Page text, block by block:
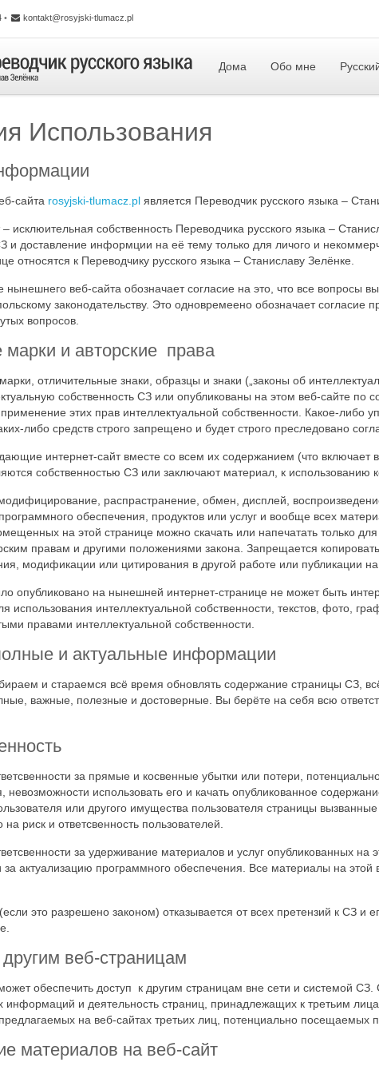
• kontakt@rosyjski-tlumacz.pl
Дома Обо мне
Использования
сайта rosyjski-tlumacz.pl является Переводчик русского языка –
– исклюительная собственность Переводчика русского языка –
и доставление информции на её тему только для личого и
относятся к Переводчику русского языка – Станиславу Зелёнке.
нынешнего веб-сайта обозначает согласие на это, что все
законодательству. Это одновремеено обозначает
вопросов.
марки и авторские права
отличительные знаки, образцы и знаки („законы об
собственность СЗ или опубликованы на этом веб-сайте
этих прав интеллектуальной собственности. Какое-либо
либо средств строго запрещено и будет строго преследовано
интернет-сайт вместе со всем их содержанием (что включает
собственностью СЗ или заключают материал, к использованию
распрастранение, обмен, дисплей,
обеспечения, продуктов или услуг и вообще всех
на этой странице можно скачать или напечатать только
правам и другими положениями закона. Запрещается
модификации или цитирования в другой работе или публикации
опубликовано на нынешней интернет-странице не может быть
использования интеллектуальной собственности, текстов, фото,
правами интеллектуальной собственности.
и актуальные информации
и стараемся всё время обновлять содержание страницы СЗ,
важные, полезные и достоверные. Вы берёте на себя всю
за прямые и косвенные убытки или потери,
невозможности использовать его и качать опубликованное
или другого имущества пользователя страницы
на риск и ответсвенность пользователей.
за удерживание материалов и услуг опубликованных на
актуализацию программного обеспечения. Все материалы на этой
это разрешено законом) отказывается от всех претензий к СЗ
веб-страницам
обеспечить доступ к другим страницам вне сети и системой
информаций и деятельность страниц, принадлежащих к третьим
на веб-сайтах третьих лиц, потенциально посещаемых
материалов на веб-сайт